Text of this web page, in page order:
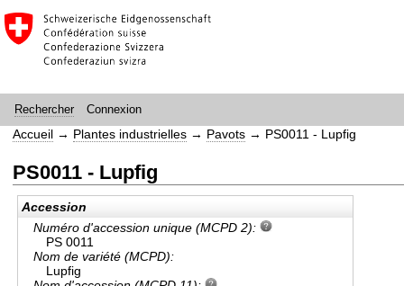
Rechercher Connexion
Accueil → Plantes industrielles → Pavots → PS0011 - Lupfig
PS0011 - Lupfig
Accession
Numéro d'accession unique (MCPD 2):
PS 0011
Nom de variété (MCPD):
Lupfig